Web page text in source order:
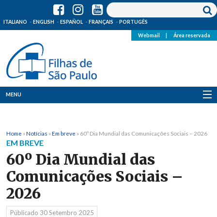
ITALIANO ENGLISH ESPAÑOL FRANÇAIS PORTUGÊS
Webmail Área reservada
MENU
Onde Estamos
Notícias
Media
Home »Notícias »Em breve » 60º Dia Mundial das Comunicações Sociais – 2026
EM BREVE
60º Dia Mundial das
Comunicações Sociais –
2026
Públicado 30 Setembro 2025